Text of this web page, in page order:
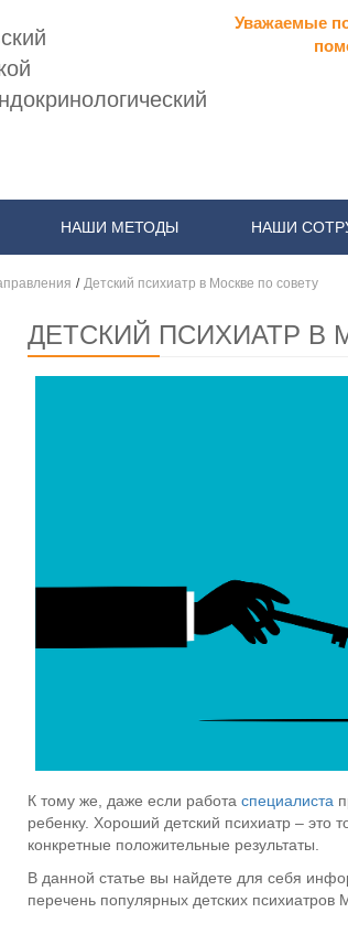
Уважаемые
НАШИ МЕТОДЫ НАШИ
/ Детский психиатр в Москве по совету
ДЕТСКИЙ ПСИХИАТР В
К тому же, даже если работа специалиста
ребенку. Хороший детский психиатр – это
конкретные положительные результаты.
В данной статье вы найдете для себя
перечень популярных детских психиатров